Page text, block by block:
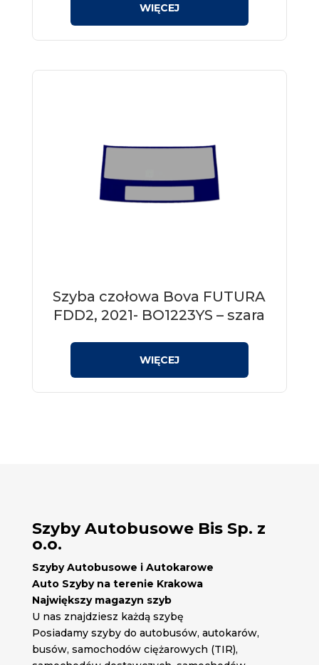
Szyba czołowa Bova FUTURA
FDD2, 2021- BO1223YS – szara
Szyby Autobusowe Bis Sp. z
o.o.
Szyby Autobusowe i Autokarowe
Auto Szyby na terenie Krakowa
Największy magazyn szyb
U nas znajdziesz każdą szybę
Posiadamy szyby do autobusów, autokarów,
busów, samochodów ciężarowych (TIR),